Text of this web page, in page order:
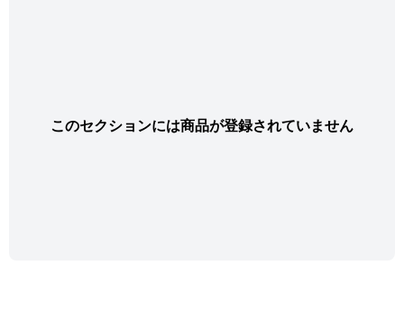
このセクションには商品が登録されていません